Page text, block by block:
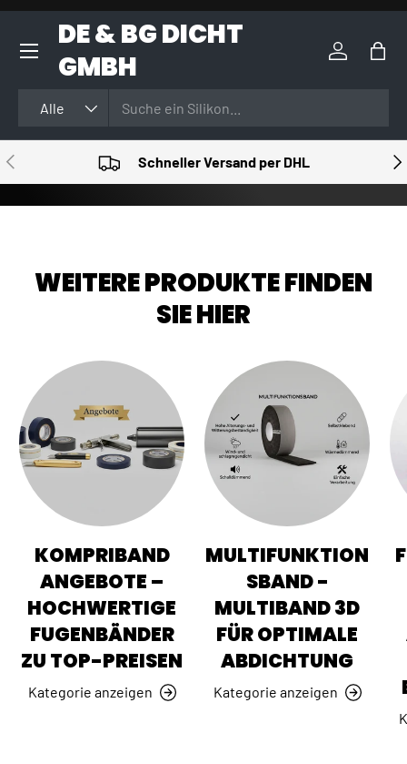
DIREKT ZUM INHALT
DE & BG DICHT
GMBH
Alle
Einloggen
VORHERIGE Schneller Versand per DHL
WEITERE PRODUKTE FINDEN
SIE HIER
KOMPRIBAND
ANGEBOTE –
HOCHWERTIGE
FUGENBÄNDER
ZU TOP-PREISEN
Kategorie anzeigen
MULTIFUNKTION
SBAND -
MULTIBAND 3D
FÜR OPTIMALE
ABDICHTUNG
Kategorie anzeigen